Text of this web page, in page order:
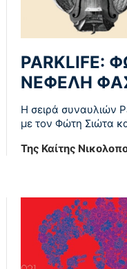
PARKLIFE:
ΝΕΦΕΛΗ
Η σειρά συναυλιών
με τον Φώτη Σιώτα
Της Καίτης